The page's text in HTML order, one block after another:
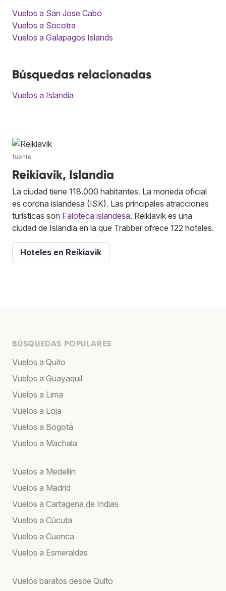
Vuelos a San Jose Cabo
Vuelos a Socotra
Vuelos a Galapagos Islands
Búsquedas relacionadas
Vuelos a Islandia
fuente
Reikiavik, Islandia
La ciudad tiene 118.000 habitantes. La moneda oficial
es corona islandesa (ISK). Las principales atracciones
turísticas son Faloteca islandesa. Reikiavik es una
ciudad de Islandia en la que Trabber ofrece 122 hoteles.
Hoteles en Reikiavik
BÚSQUEDAS POPULARES
Vuelos a Quito
Vuelos a Guayaquil
Vuelos a Lima
Vuelos a Loja
Vuelos a Bogotá
Vuelos a Machala
Vuelos a Medellín
Vuelos a Madrid
Vuelos a Cartagena de Indias
Vuelos a Cúcuta
Vuelos a Cuenca
Vuelos a Esmeraldas
Vuelos baratos desde Quito